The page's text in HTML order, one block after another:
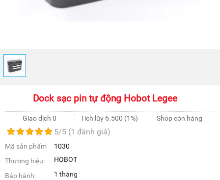
Dock sạc pin tự động Hobot Legee
Giao dịch 0 Tích lũy 6.500 (1%) Shop còn hàng
5/5 (1 đánh giá)
Mã sản phẩm
1030
Thương hiệu:
HOBOT
Bảo hành: 1 tháng